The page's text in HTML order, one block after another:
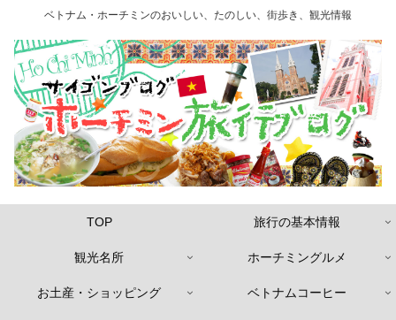
ベトナム・ホーチミンのおいしい、たのしい、街歩き、観光情報
TOP 旅行の基本情報
観光名所 ホーチミングルメ
お土産・ショッピング ベトナムコーヒー